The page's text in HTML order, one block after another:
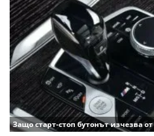
Защо старт-стоп бутонът изчезва